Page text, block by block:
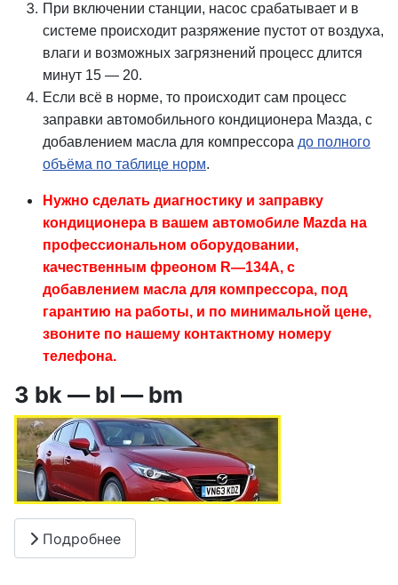
При включении станции, насос срабатывает и в
системе происходит разряжение пустот от воздуха,
влаги и возможных загрязнений процесс длится
минут 15 — 20.
Если всё в норме, то происходит сам процесс
заправки автомобильного кондиционера Мазда, с
добавлением масла для компрессора до полного
объёма по таблице норм.
Нужно сделать диагностику и заправку
кондиционера в вашем автомобиле Mazda на
профессиональном оборудовании,
качественным фреоном R—134A, с
добавлением масла для компрессора, под
гарантию на работы, и по минимальной цене,
звоните по нашему контактному номеру
телефона.
3 bk — bl — bm
Подробнее